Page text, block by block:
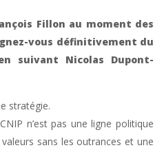
Fillon au moment des
vous définitivement du
suivant Nicolas Dupont-
stratégie.
n’est pas une ligne politique
sans les outrances et une